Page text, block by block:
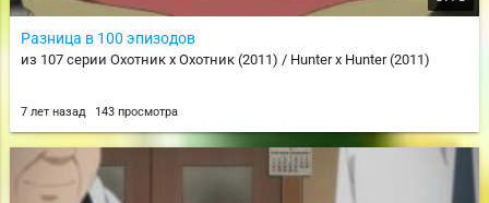
Разница в 100 эпизодов
из 107 серии Охотник х Охотник (2011) / Hunter x Hunter (2011)
7 лет назад 143 просмотра